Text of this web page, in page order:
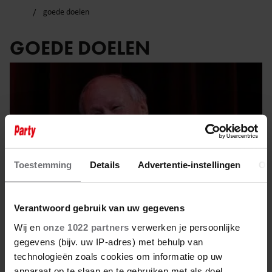
Toestemming Details Advertentie-instellingen
Verantwoord gebruik van uw gegevens
Wij en onze 1022 partners verwerken je persoonlijke
gegevens (bijv. uw IP-adres) met behulp van
technologieën zoals cookies om informatie op uw
goede doelen
GOEDE DOELEN
11 januari 2026